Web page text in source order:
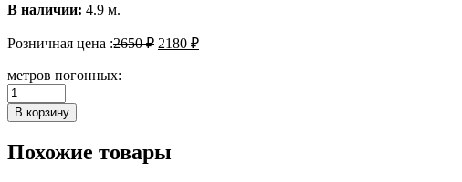
В наличии: 4.9 м.
Розничная цена :2650₽ 2180 ₽
метров погонных:
Количество
Вискоза
Roberto
плательно-
В корзину
Похожие товары